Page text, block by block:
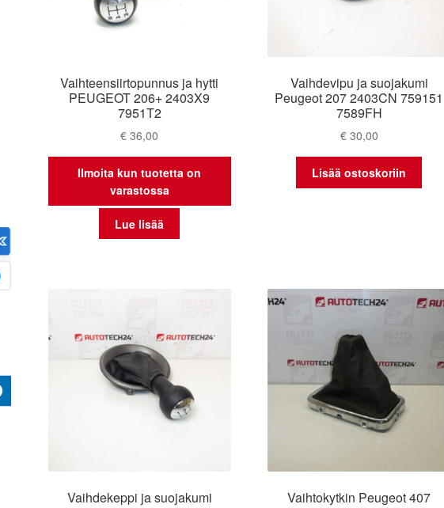
Vaihteensiirtopunnus ja hytti
PEUGEOT 206+ 2403X9
7951T2
€ 36,00
Ilmoita kun tuotetta on
varastossa
Lue lisää
Vaihdevipu ja suojakumi
Peugeot 207 2403CN 759151
7589FH
€30,00
Lisää ostoskoriin
Vaihdekeppi ja suojakumi
Vaihtokytkin Peugeot 407